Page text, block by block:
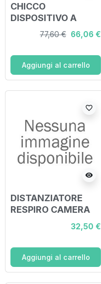
CHICCO
DISPOSITIVO A
PISTONE PER
AEROSOLTERAPIA
77,60 € 66,06 €
Aggiungi al carrello
visibility
favorite_border
DISTANZIATORE
RESPIRO CAMERA
PER INALAZIONE
ANTISTATICA CON
MASCHERINA 3-4
ANNI RESPIRO
32,50 €
Aggiungi al carrello